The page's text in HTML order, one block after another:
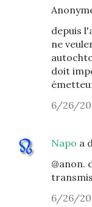
depuis
ne
doit
6/26/
Napo a
@anon.
6/26/